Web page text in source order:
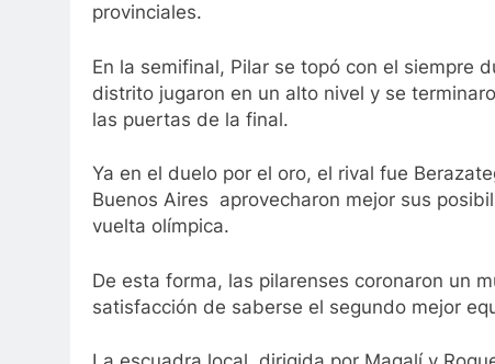
provinciales.
En la semifinal, Pilar se topó con el siempre
distrito jugaron en un alto nivel y se
las puertas de la final.
Ya en el duelo por el oro, el rival fue
Buenos Aires aprovecharon mejor sus
vuelta olímpica.
De esta forma, las pilarenses coronaron un
satisfacción de saberse el segundo mejor